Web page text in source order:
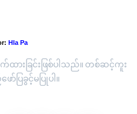
Hla Pa
ားခြင်းဖြစ်ပါသည်။ တစ်ဆင့်ကူး
ာ်ပြခွင့်မပြုပါ။